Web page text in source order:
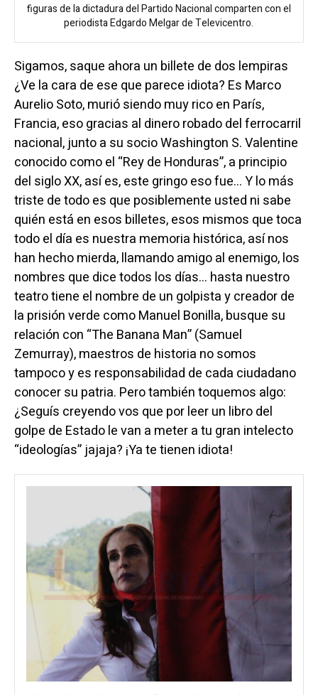
figuras de la dictadura del Partido Nacional comparten con el
periodista Edgardo Melgar de Televicentro.
Sigamos, saque ahora un billete de dos lempiras
¿Ve la cara de ese que parece idiota? Es Marco
Aurelio Soto, murió siendo muy rico en París,
Francia, eso gracias al dinero robado del ferrocarril
nacional, junto a su socio Washington S. Valentine
conocido como el “Rey de Honduras”, a principio
del siglo XX, así es, este gringo eso fue… Y lo más
triste de todo es que posiblemente usted ni sabe
quién está en esos billetes, esos mismos que toca
todo el día es nuestra memoria histórica, así nos
han hecho mierda, llamando amigo al enemigo, los
nombres que dice todos los días… hasta nuestro
teatro tiene el nombre de un golpista y creador de
la prisión verde como Manuel Bonilla, busque su
relación con “The Banana Man” (Samuel
Zemurray), maestros de historia no somos
tampoco y es responsabilidad de cada ciudadano
conocer su patria. Pero también toquemos algo:
¿Seguís creyendo vos que por leer un libro del
golpe de Estado le van a meter a tu gran intelecto
“ideologías” jajaja? ¡Ya te tienen idiota!